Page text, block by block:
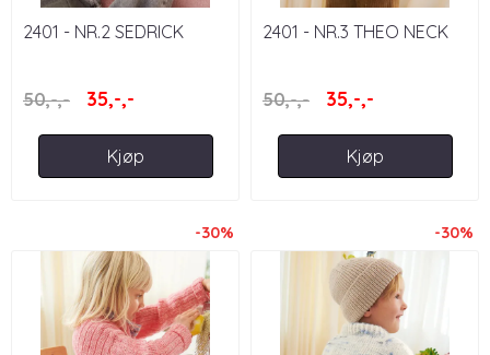
2401 - NR.2 SEDRICK
50,-,-
35,-,-
Kjøp
2401 - NR.3 THEO NECK
50,-,-
35,-,-
Kjøp
-30% -30%